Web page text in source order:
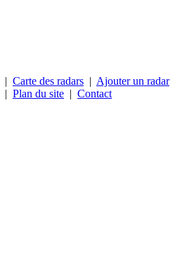
| Carte des radars | Ajouter un radar
| Plan du site | Contact